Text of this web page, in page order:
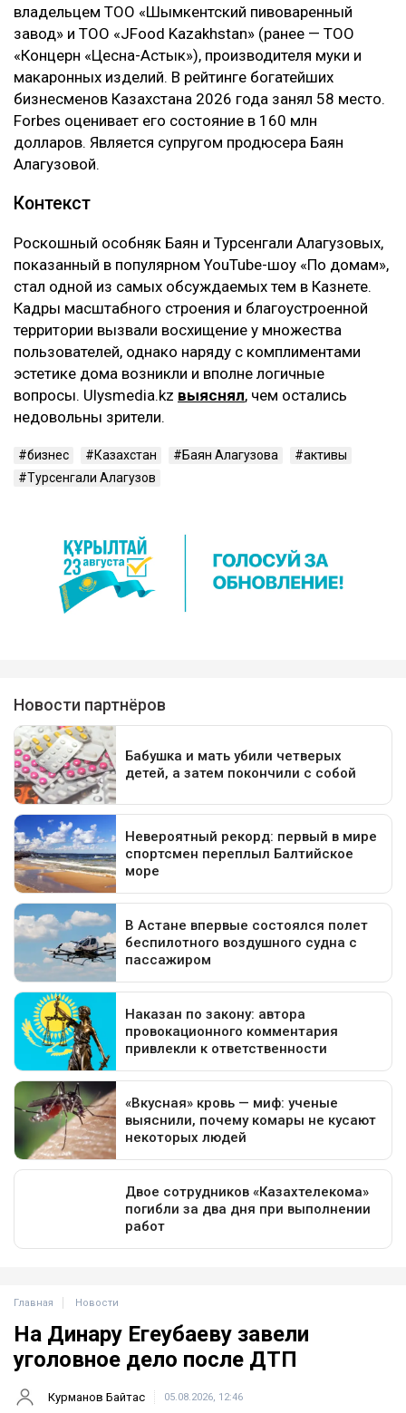
владельцем ТОО «Шымкентский пивоваренный
завод» и ТОО «JFood Kazakhstan» (ранее — ТОО
«Концерн «Цесна-Астык»), производителя муки и
макаронных изделий. В рейтинге богатейших
бизнесменов Казахстана 2026 года занял 58 место.
Forbes оценивает его состояние в 160 млн
долларов. Является супругом продюсера Баян
Алагузовой.
Контекст
Роскошный особняк Баян и Турсенгали Алагузовых,
показанный в популярном YouTube-шоу «По домам»,
стал одной из самых обсуждаемых тем в Казнете.
Кадры масштабного строения и благоустроенной
территории вызвали восхищение у множества
пользователей, однако наряду с комплиментами
эстетике дома возникли и вполне логичные
вопросы. Ulysmedia.kz выяснял, чем остались
недовольны зрители.
бизнес Казахстан Баян Алагузова
активы
Турсенгали Алагузов
Главная Новости
На Динару Егеубаеву завели
уголовное дело после ДТП
Курманов Байтас 05.08.2026, 12:46